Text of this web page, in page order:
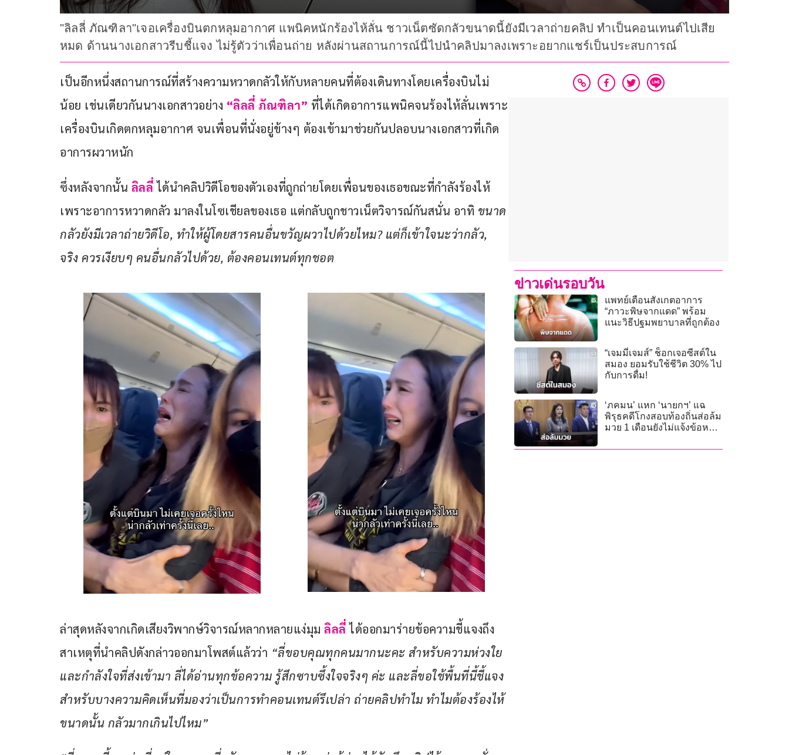
"ลิลลี่ ภัณฑิลา"เจอเครื่องบินตกหลุมอากาศ แพนิคหนักร้องไห้ลั่น ชาวเน็ตซัดกลัวขนาดนี้ยังมีเวลาถ่ายคลิป ทำเป็นคอนเทนต์ไปเสีย
หมด ด้านนางเอกสาวรีบชี้แจง ไม่รู้ตัวว่าเพื่อนถ่าย หลังผ่านสถานการณ์นี้ไปนำคลิปมาลงเพราะอยากแชร์เป็นประสบการณ์
เป็นอีกหนึ่งสถานการณ์ที่สร้างความหวาดกลัวให้กับหลายคนที่ต้องเดินทางโดยเครื่องบินไม่
น้อย เช่นเดียวกันนางเอกสาวอย่าง “ลิลลี่ ภัณฑิลา” ที่ได้เกิดอาการแพนิคจนร้องไห้ลั่นเพราะ
เครื่องบินเกิดตกหลุมอากาศ จนเพื่อนที่นั่งอยู่ข้างๆ ต้องเข้ามาช่วยกันปลอบนางเอกสาวที่เกิด
อาการผวาหนัก
ซึ่งหลังจากนั้น ลิลลี่ ได้นำคลิปวิดีโอของตัวเองที่ถูกถ่ายโดยเพื่อนของเธอขณะที่กำลังร้องไห้
เพราะอาการหวาดกลัว มาลงในโซเชียลของเธอ แต่กลับถูกชาวเน็ตวิจารณ์กันสนั่น อาทิ ขนาด
กลัวยังมีเวลาถ่ายวิดีโอ, ทำให้ผู้โดยสารคนอื่นขวัญผวาไปด้วยไหม? แต่ก็เข้าใจนะว่ากลัว,
จริง ควรเงียบๆ คนอื่นกลัวไปด้วย, ต้องคอนเทนต์ทุกชอต
ล่าสุดหลังจากเกิดเสียงวิพากษ์วิจารณ์หลากหลายแง่มุม ลิลลี่ ได้ออกมาร่ายข้อความชี้แจงถึง
สาเหตุที่นำคลิปดังกล่าวออกมาโพสต์แล้วว่า “ลี่ขอบคุณทุกคนมากนะคะ สำหรับความห่วงใย
และกำลังใจที่ส่งเข้ามา ลี่ได้อ่านทุกข้อความ รู้สึกซาบซึ้งใจจริงๆ ค่ะ และลี่ขอใช้พื้นที่นี้ชี้แจง
สำหรับบางความคิดเห็นที่มองว่าเป็นการทำคอนเทนต์รึเปล่า ถ่ายคลิปทำไม ทำไมต้องร้องไห้
ขนาดนั้น กลัวมากเกินไปไหม”
ข่าวเด่นรอบวัน
แพทย์เตือนสังเกตอาการ
“ภาวะพิษจากแดด” พร้อม
แนะวิธีปฐมพยาบาลที่ถูกต้อง
“เจมมี่เจมส์” ช็อกเจอซีสต์ใน
สมอง ยอมรับใช้ชีวิต 30% ไป
กับการดื่ม!
‘ภคมน’ แหก ‘นายกฯ’ แฉ
พิรุธคดีโกงสอบท้องถิ่นส่อล้ม
มวย 1 เดือนยังไม่แจ้งข้อหา